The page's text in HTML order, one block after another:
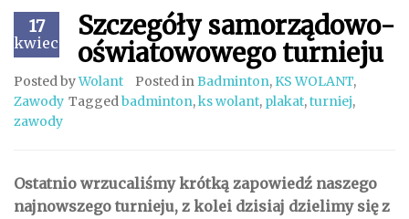
17
kwiecień
Szczegóły samorządowo-
oświatowowego turnieju
Posted byWolant Posted inBadminton, KS WOLANT,
Zawody Taggedbadminton,ks wolant, plakat,turniej,
zawody
Ostatnio wrzucaliśmy krótką zapowiedź naszego
najnowszego turnieju, z kolei dzisiaj dzielimy się z